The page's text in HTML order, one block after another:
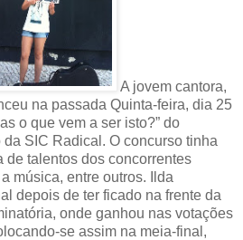
A jovem cantora,
na passada Quinta-feira, dia 25
o que vem a ser isto?” do
SIC Radical. O concurso tinha
de talentos dos concorrentes
música, entre outros. Ilda
depois de ter ficado na frente da
onde ganhou nas votações
se assim na meia-final,